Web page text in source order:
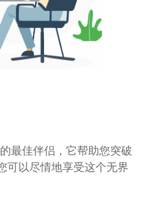
最佳伴侣，它帮助您突破
可以尽情地享受这个无界